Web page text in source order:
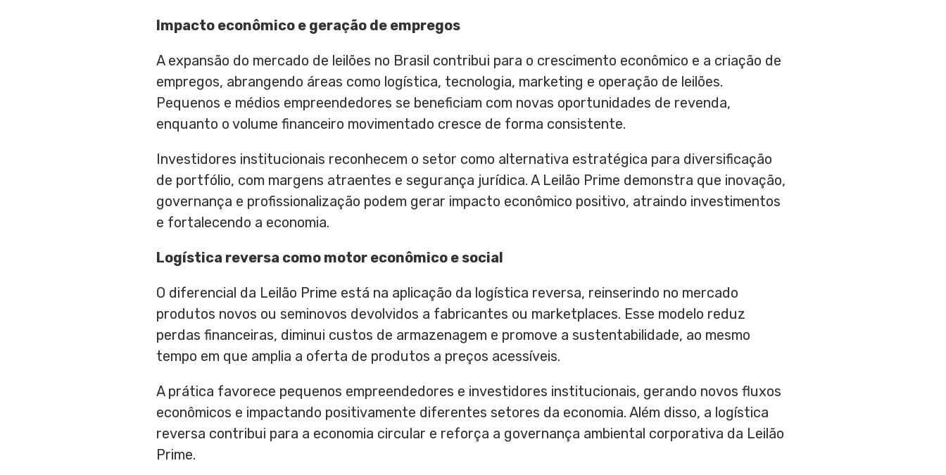
Impacto econômico e geração de empregos
A expansão do mercado de leilões no Brasil contribui para o crescimento econômico e a criação de
empregos, abrangendo áreas como logística, tecnologia, marketing e operação de leilões.
Pequenos e médios empreendedores se beneficiam com novas oportunidades de revenda,
enquanto o volume financeiro movimentado cresce de forma consistente.
Investidores institucionais reconhecem o setor como alternativa estratégica para diversificação
de portfólio, com margens atraentes e segurança jurídica. A Leilão Prime demonstra que inovação,
governança e profissionalização podem gerar impacto econômico positivo, atraindo investimentos
e fortalecendo a economia.
Logística reversa como motor econômico e social
O diferencial da Leilão Prime está na aplicação da logística reversa, reinserindo no mercado
produtos novos ou seminovos devolvidos a fabricantes ou marketplaces. Esse modelo reduz
perdas financeiras, diminui custos de armazenagem e promove a sustentabilidade, ao mesmo
tempo em que amplia a oferta de produtos a preços acessíveis.
A prática favorece pequenos empreendedores e investidores institucionais, gerando novos fluxos
econômicos e impactando positivamente diferentes setores da economia. Além disso, a logística
reversa contribui para a economia circular e reforça a governança ambiental corporativa da Leilão
Prime.